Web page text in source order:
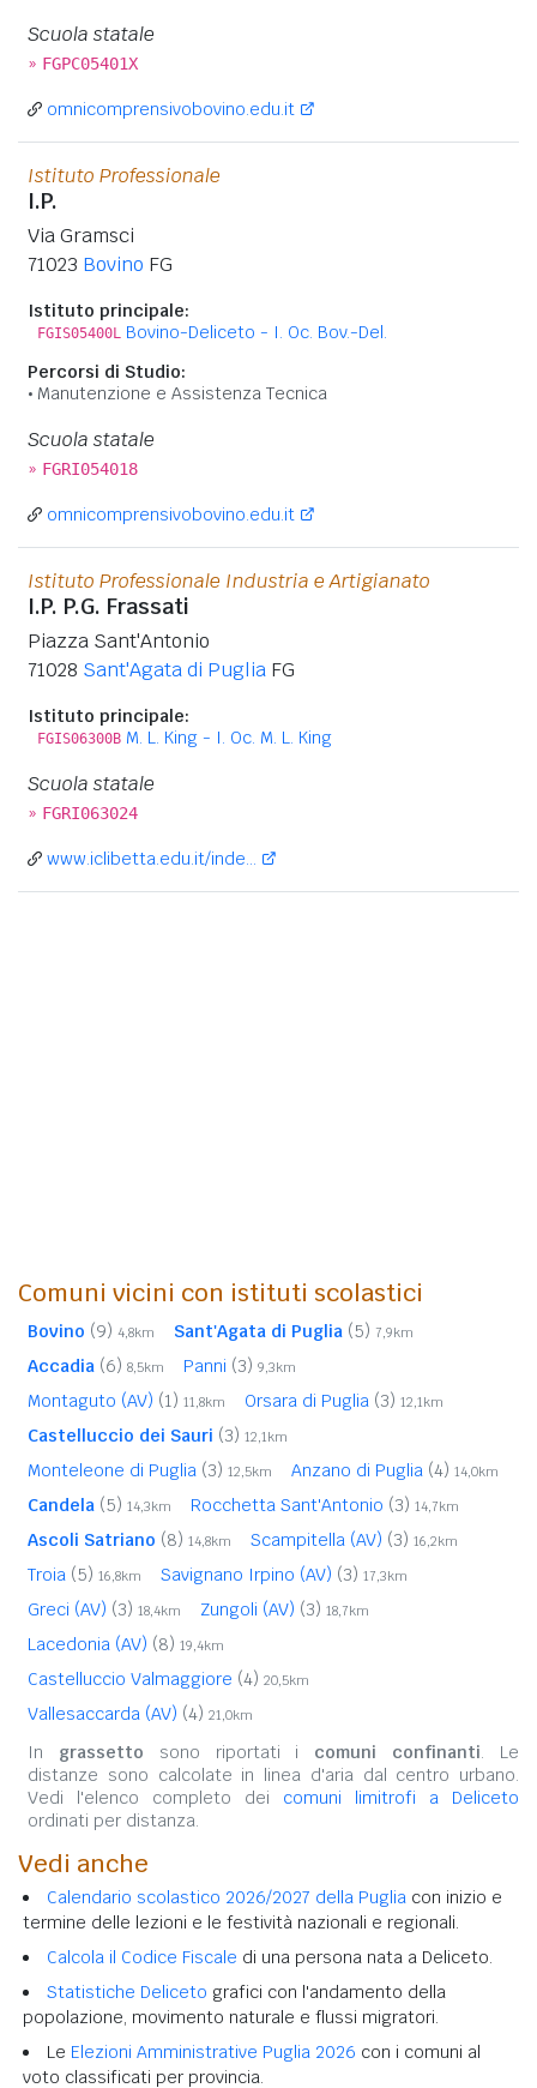
Scuola statale
» FGPC05401X
omnicomprensivobovino.edu.it
Istituto Professionale
I.P.
Via Gramsci
71023 Bovino FG
Istituto principale:
FGIS05400L
Bovino-Deliceto - I. Oc. Bov.-Del.
Percorsi di Studio:
Manutenzione e Assistenza Tecnica
Scuola statale
» FGRI054018
omnicomprensivobovino.edu.it
Istituto Professionale Industria e Artigianato
I.P. P.G. Frassati
Piazza Sant'Antonio
71028 Sant'Agata di Puglia FG
Istituto principale:
FGIS06300B M. L. King - I. Oc. M. L. King
Scuola statale
» FGRI063024
www.iclibetta.edu.it/inde...
Comuni vicini con istituti scolastici
Bovino (9) 4,8km Sant'Agata di Puglia (5) 7,9km
Accadia (6) 8,5km Panni (3) 9,3km
Montaguto (AV) (1) 11,8km Orsara di Puglia (3) 12,1km
Castelluccio dei Sauri (3) 12,1km
Monteleone di Puglia (3) 12,5km Anzano di Puglia (4) 14,0km
Candela (5) 14,3km Rocchetta Sant'Antonio (3) 14,7km
Ascoli Satriano (8) 14,8km Scampitella (AV) (3) 16,2km
Troia (5) 16,8km Savignano Irpino (AV) (3) 17,3km
Greci (AV) (3) 18,4km Zungoli (AV) (3) 18,7km
Lacedonia (AV) (8) 19,4km
Castelluccio Valmaggiore (4) 20,5km
Vallesaccarda (AV) (4) 21,0km
In grassetto sono riportati i comuni confinanti. Le
distanze sono calcolate in linea d'aria dal centro urbano.
Vedi l'elenco completo dei comuni limitrofi a Deliceto
ordinati per distanza.
Vedi anche
Calendario scolastico 2026/2027 della Puglia con inizio e
termine delle lezioni e le festività nazionali e regionali.
Calcola il Codice Fiscale di una persona nata a Deliceto.
Statistiche Deliceto grafici con l'andamento della
popolazione, movimento naturale e flussi migratori.
Le Elezioni Amministrative Puglia 2026 con i comuni al
voto classificati per provincia.